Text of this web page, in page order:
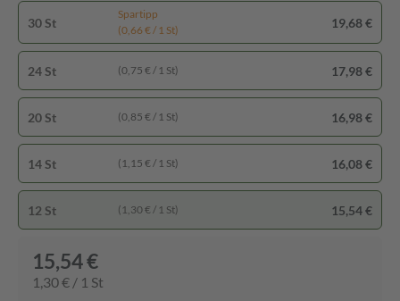
30 St
Spartipp
(0,66 € / 1 St)
19,68 €
24 St (0,75 € / 1 St) 17,98 €
20 St (0,85 € / 1 St) 16,98 €
14 St (1,15 € / 1 St) 16,08 €
12 St (1,30 € / 1 St) 15,54 €
15,54 €
1,30 € / 1 St